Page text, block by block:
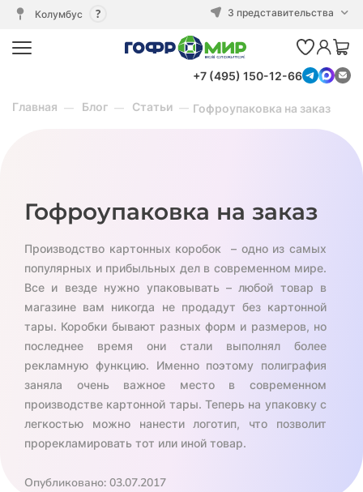
Колумбус 3 представительства
+7 (495) 150-12-66
Главная Блог Статьи Гофроупаковка на заказ
Гофроупаковка на заказ
Производство картонных коробок – одно из самых
популярных и прибыльных дел в современном мире.
Все и везде нужно упаковывать – любой товар в
магазине вам никогда не продадут без картонной
тары. Коробки бывают разных форм и размеров, но
последнее время они стали выполнял более
рекламную функцию. Именно поэтому полиграфия
заняла очень важное место в современном
производстве картонной тары. Теперь на упаковку с
легкостью можно нанести логотип, что позволит
прорекламировать тот или иной товар.
Опубликовано: 03.07.2017